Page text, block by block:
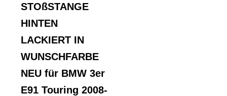
STOßSTANGE
HINTEN
LACKIERT IN
WUNSCHFARBE
NEU für BMW 3er
E91 Touring 2008-